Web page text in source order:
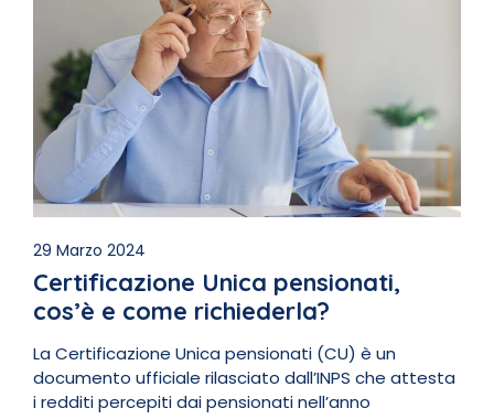
29 Marzo 2024
Certificazione Unica pensionati,
cos’è e come richiederla?
La Certificazione Unica pensionati (CU) è un
documento ufficiale rilasciato dall’INPS che attesta
i redditi percepiti dai pensionati nell’anno